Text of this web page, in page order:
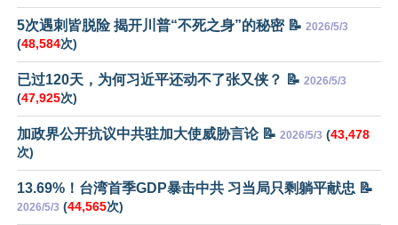
5次遇刺皆脱险 揭开川普“不死之身”的秘密 📝 2026/5/3
(48,584次)
已过120天，为何习近平还动不了张又侠？ 📝 2026/5/3
(47,925次)
加政界公开抗议中共驻加大使威胁言论 📝 2026/5/3 (43,478
次)
13.69%！台湾首季GDP暴击中共 习当局只剩躺平献忠 📝
2026/5/3 (44,565次)